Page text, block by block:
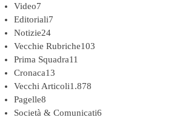
Video7
Editoriali7
Notizie24
Vecchie Rubriche103
Prima Squadra11
Cronaca13
Vecchi Articoli1.878
Pagelle8
Società & Comunicati6